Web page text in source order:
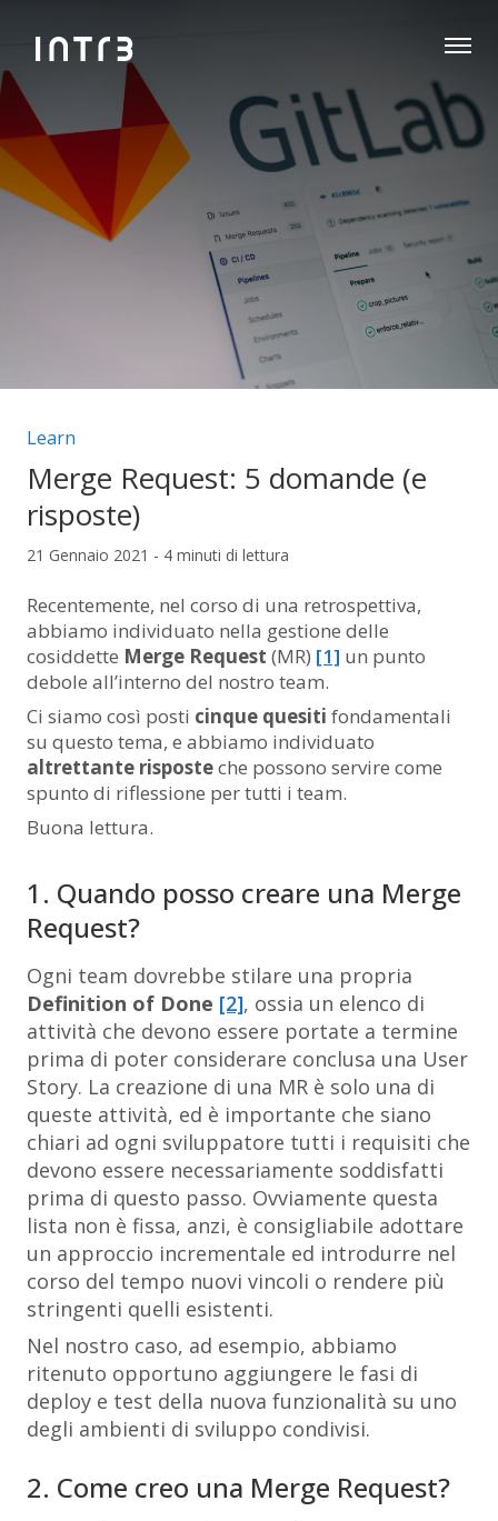
Categorie articolo:
Learn
Merge Request: 5 domande (e
risposte)
21 Gennaio 2021 - 4 minuti di lettura
Recentemente, nel corso di una retrospettiva,
abbiamo individuato nella gestione delle
cosiddette Merge Request (MR) [1] un punto
debole all’interno del nostro team.
Ci siamo così posti cinque quesiti fondamentali
su questo tema, e abbiamo individuato
altrettante risposteche possono servire come
spunto di riflessione per tutti i team.
Buona lettura.
1. Quando posso creare una Merge
Request?
Ogni team dovrebbe stilare una propria
Definition of Done [2], ossia un elenco di
attività che devono essere portate a termine
prima di poter considerare conclusa una User
Story. La creazione di una MR è solo una di
queste attività, ed è importante che siano
chiari ad ogni sviluppatore tutti i requisiti che
devono essere necessariamente soddisfatti
prima di questo passo. Ovviamente questa
lista non è fissa, anzi, è consigliabile adottare
un approccio incrementale ed introdurre nel
corso del tempo nuovi vincoli o rendere più
stringenti quelli esistenti.
Nel nostro caso, ad esempio, abbiamo
ritenuto opportuno aggiungere le fasi di
deploy e test della nuova funzionalità su uno
degli ambienti di sviluppo condivisi.
2. Come creo una Merge Request?